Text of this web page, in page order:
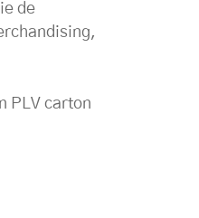
de
PLV carton